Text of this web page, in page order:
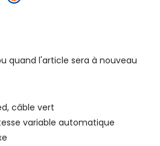
quand l'article sera à nouveau
câble vert
variable automatique